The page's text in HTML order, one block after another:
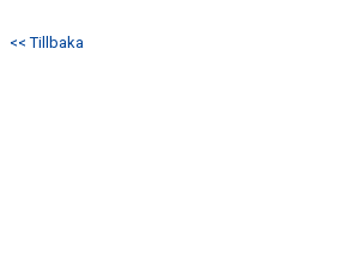
<< Tillbaka